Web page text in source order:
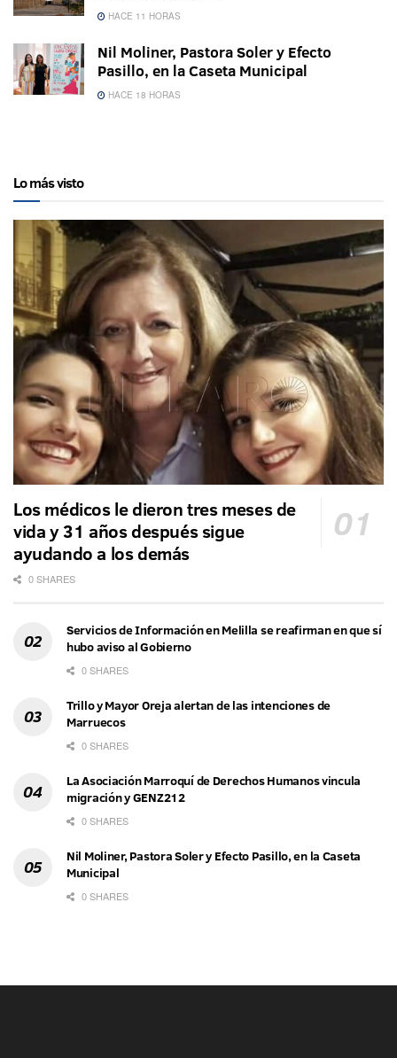
HACE 11 HORAS
Nil Moliner, Pastora Soler y Efecto
Pasillo, en la Caseta Municipal
HACE 18 HORAS
Lo más visto
Los médicos le dieron tres meses de
vida y 31 años después sigue
ayudando a los demás
0 SHARES
Servicios de Información en Melilla se reafirman en que sí
hubo aviso al Gobierno
0 SHARES
Trillo y Mayor Oreja alertan de las intenciones de
Marruecos
0 SHARES
La Asociación Marroquí de Derechos Humanos vincula
migración y GENZ212
0 SHARES
Nil Moliner, Pastora Soler y Efecto Pasillo, en la Caseta
Municipal
0 SHARES